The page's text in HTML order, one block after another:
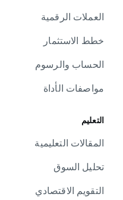
العملات الرقمية
خطط الاستثمار
الحساب والرسوم
مواصفات الأداة
التعليم
المقالات التعليمية
تحليل السوق
التقويم الاقتصادي